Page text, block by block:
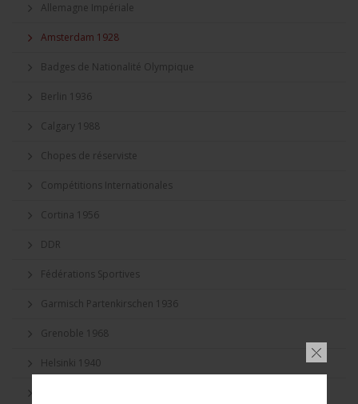
Allemagne Impériale
Amsterdam 1928
Badges de Nationalité Olympique
Berlin 1936
Calgary 1988
Chopes de réserviste
Compétitions Internationales
Cortina 1956
DDR
Fédérations Sportives
Garmisch Partenkirschen 1936
Grenoble 1968
Helsinki 1940